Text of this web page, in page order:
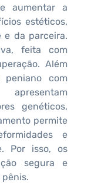
aumentar a
estéticos,
e da parceira.
feita com
Além
peniano com
genéticos,
permite
e
Por isso, os
segura e